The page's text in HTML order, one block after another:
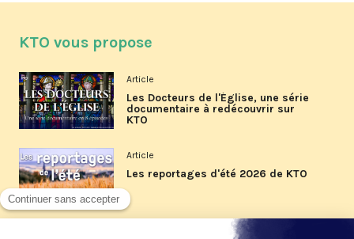
KTO vous propose
Article
Les Docteurs de l'Église, une série
documentaire à redécouvrir sur
KTO
Article
Les reportages d'été 2026 de KTO